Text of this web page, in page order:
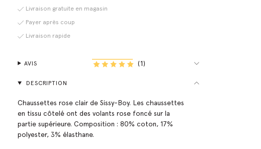
Livraison gratuite en magasin
Payer après coup
Livraison rapide
AVIS (1)
DESCRIPTION
Chaussettes rose clair de Sissy-Boy. Les chaussettes
en tissu côtelé ont des volants rose foncé sur la
partie supérieure. Composition : 80% coton, 17%
polyester, 3% élasthane.